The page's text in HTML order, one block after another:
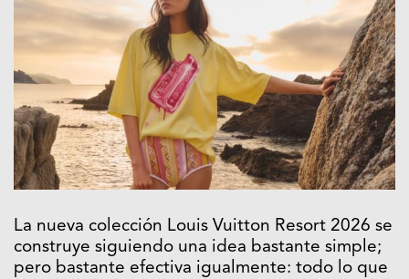
La nueva colección Louis Vuitton Resort 2026 se
construye siguiendo una idea bastante simple;
pero bastante efectiva igualmente: todo lo que